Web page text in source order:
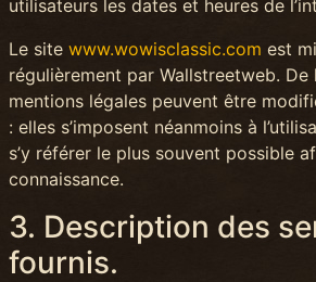
utilisateurs les dates et heures de
Le site www.wowisclassic.com est
régulièrement par Wallstreetweb. De
mentions légales peuvent être
: elles s’imposent néanmoins à
s’y référer le plus souvent possible
connaissance.
3. Description des
fournis.